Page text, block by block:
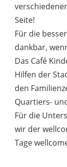
Seite!
Für die
dankbar,
Das Café
Hilfen der
den
Quartiers-
Für die
wir der
Tage